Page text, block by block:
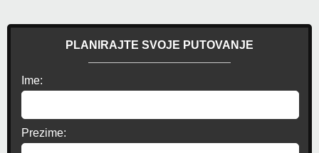
PLANIRAJTE SVOJE PUTOVANJE
Ime:
Prezime: